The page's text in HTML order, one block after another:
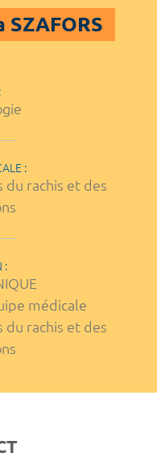
:
du rachis et des
:
médicale
du rachis et des